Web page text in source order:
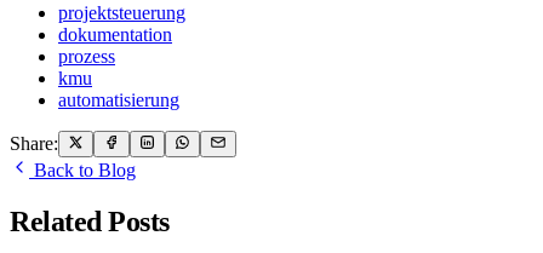
projektsteuerung
dokumentation
prozess
kmu
automatisierung
Share:
Back to Blog
Related Posts